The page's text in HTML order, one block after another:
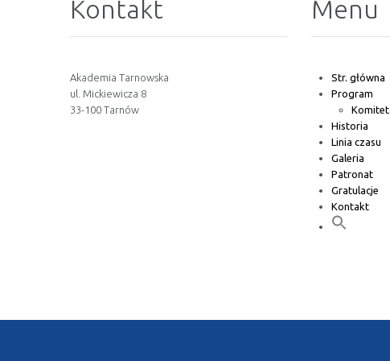
Kontakt
Akademia Tarnowska
ul. Mickiewicza 8
33-100 Tarnów
Menu
Str. główna
Program
Komitet
Historia
Linia czasu
Galeria
Patronat
Gratulacje
Kontakt